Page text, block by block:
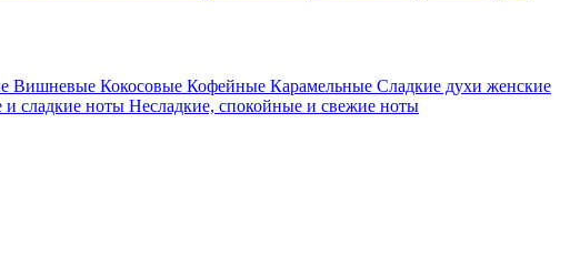
Вишневые Кокосовые Кофейные Карамельные Сладкие духи женские
сладкие ноты Несладкие, спокойные и свежие ноты